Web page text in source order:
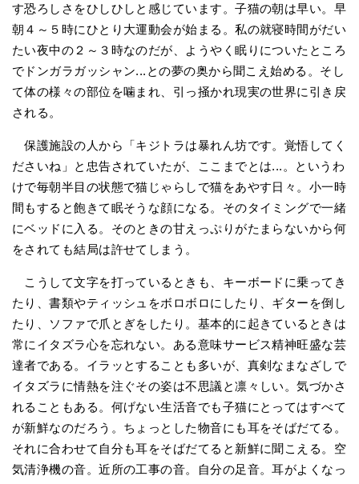
す恐ろしさをひしひしと感じています。子猫の朝は早い。早
朝４～５時にひとり大運動会が始まる。私の就寝時間がだい
たい夜中の２～３時なのだが、ようやく眠りについたところ
でドンガラガッシャン...との夢の奥から聞こえ始める。そし
て体の様々の部位を噛まれ、引っ掻かれ現実の世界に引き戻
される。
保護施設の人から「キジトラは暴れん坊です。覚悟してく
ださいね」と忠告されていたが、ここまでとは...。というわ
けで毎朝半目の状態で猫じゃらしで猫をあやす日々。小一時
間もすると飽きて眠そうな顔になる。そのタイミングで一緒
にベッドに入る。そのときの甘えっぷりがたまらないから何
をされても結局は許せてしまう。
こうして文字を打っているときも、キーボードに乗ってき
たり、書類やティッシュをボロボロにしたり、ギターを倒し
たり、ソファで爪とぎをしたり。基本的に起きているときは
常にイタズラ心を忘れない。ある意味サービス精神旺盛な芸
達者である。イラッとすることも多いが、真剣なまなざしで
イタズラに情熱を注ぐその姿は不思議と凛々しい。気づかさ
れることもある。何げない生活音でも子猫にとってはすべて
が新鮮なのだろう。ちょっとした物音にも耳をそばだてる。
それに合わせて自分も耳をそばだてると新鮮に聞こえる。空
気清浄機の音。近所の工事の音。自分の足音。耳がよくなっ